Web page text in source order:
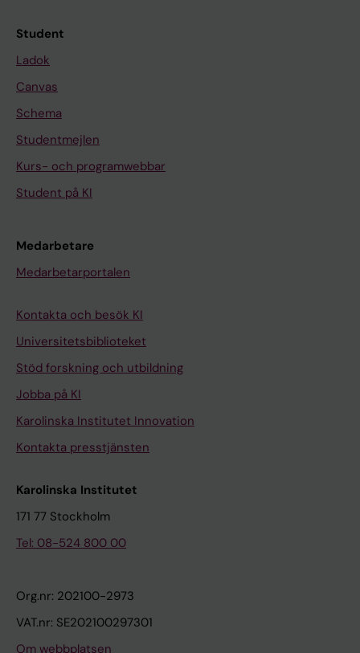
Student
Ladok
Canvas
Schema
Studentmejlen
Kurs- och programwebbar
Student på KI
Medarbetare
Medarbetarportalen
Kontakta och besök KI
Universitetsbiblioteket
Stöd forskning och utbildning
Jobba på KI
Karolinska Institutet Innovation
Kontakta presstjänsten
Karolinska Institutet
171 77 Stockholm
Tel: 08-524 800 00
Org.nr: 202100-2973
VAT.nr: SE202100297301
Om webbplatsen